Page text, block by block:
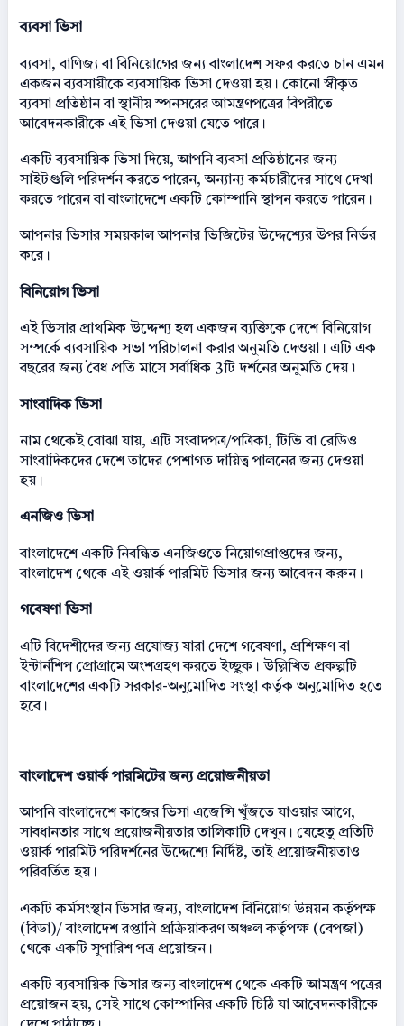
ব্যবসা ভিসা
ব্যবসা, বাণিজ্য বা বিনিয়োগের জন্য বাংলাদেশ সফর করতে চান এমন
একজন ব্যবসায়ীকে ব্যবসায়িক ভিসা দেওয়া হয়। কোনো স্বীকৃত
ব্যবসা প্রতিষ্ঠান বা স্থানীয় স্পনসরের আমন্ত্রণপত্রের বিপরীতে
আবেদনকারীকে এই ভিসা দেওয়া যেতে পারে।
একটি ব্যবসায়িক ভিসা দিয়ে, আপনি ব্যবসা প্রতিষ্ঠানের জন্য
সাইটগুলি পরিদর্শন করতে পারেন, অন্যান্য কর্মচারীদের সাথে দেখা
করতে পারেন বা বাংলাদেশে একটি কোম্পানি স্থাপন করতে পারেন।
আপনার ভিসার সময়কাল আপনার ভিজিটের উদ্দেশ্যের উপর নির্ভর
করে।
বিনিয়োগ ভিসা
এই ভিসার প্রাথমিক উদ্দেশ্য হল একজন ব্যক্তিকে দেশে বিনিয়োগ
সম্পর্কে ব্যবসায়িক সভা পরিচালনা করার অনুমতি দেওয়া। এটি এক
বছরের জন্য বৈধ প্রতি মাসে সর্বাধিক 3টি দর্শনের অনুমতি দেয় ৷
সাংবাদিক ভিসা
‍নাম থেকেই বোঝা যায়, এটি সংবাদপত্র/পত্রিকা, টিভি বা রেডিও
সাংবাদিকদের দেশে তাদের পেশাগত দায়িত্ব পালনের জন্য দেওয়া
হয়।
এনজিও ভিসা
বাংলাদেশে একটি নিবন্ধিত এনজিওতে নিয়োগপ্রাপ্তদের জন্য,
বাংলাদেশ থেকে এই ওয়ার্ক পারমিট ভিসার জন্য আবেদন করুন।
গবেষণা ভিসা
এটি বিদেশীদের জন্য প্রযোজ্য যারা দেশে গবেষণা, প্রশিক্ষণ বা
ইন্টার্নশিপ প্রোগ্রামে অংশগ্রহণ করতে ইচ্ছুক। উল্লিখিত প্রকল্পটি
বাংলাদেশের একটি সরকার-অনুমোদিত সংস্থা কর্তৃক অনুমোদিত হতে
হবে।
বাংলাদেশ ওয়ার্ক পারমিটের জন্য প্রয়োজনীয়তা
আপনি বাংলাদেশে কাজের ভিসা এজেন্সি খুঁজতে যাওয়ার আগে,
সাবধানতার সাথে প্রয়োজনীয়তার তালিকাটি দেখুন। যেহেতু প্রতিটি
ওয়ার্ক পারমিট পরিদর্শনের উদ্দেশ্যে নির্দিষ্ট, তাই প্রয়োজনীয়তাও
পরিবর্তিত হয়।
একটি কর্মসংস্থান ভিসার জন্য, বাংলাদেশ বিনিয়োগ উন্নয়ন কর্তৃপক্ষ
(বিডা)/ বাংলাদেশ রপ্তানি প্রক্রিয়াকরণ অঞ্চল কর্তৃপক্ষ (বেপজা)
থেকে একটি সুপারিশ পত্র প্রয়োজন।
একটি ব্যবসায়িক ভিসার জন্য বাংলাদেশ থেকে একটি আমন্ত্রণ পত্রের
প্রয়োজন হয়, সেই সাথে কোম্পানির একটি চিঠি যা আবেদনকারীকে